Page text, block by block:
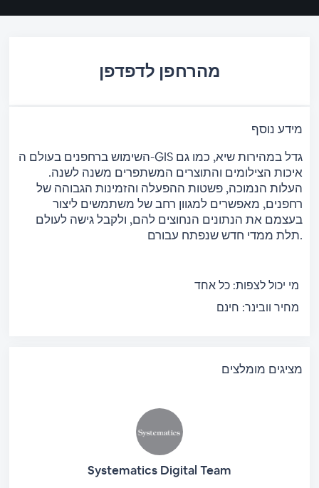
מהרחפן לדפדפן
מידע נוסף
השימוש ברחפנים בעולם ה-GIS גדל במהירות שיא, כמו גם
איכות הצילומים והתוצרים המשתפרים משנה לשנה.
העלות הנמוכה, פשטות ההפעלה והזמינות הגבוהה של
רחפנים, מאפשרים למגוון רחב של משתמשים ליצור
בעצמם את הנתונים הנחוצים להם, ולקבל גישה לעולם
תלת ממדי חדש שנפתח עבורם.
מי יכול לצפות: כל אחד
מחיר וובינר: חינם
מציגים מומלצים
Systematics Digital Team